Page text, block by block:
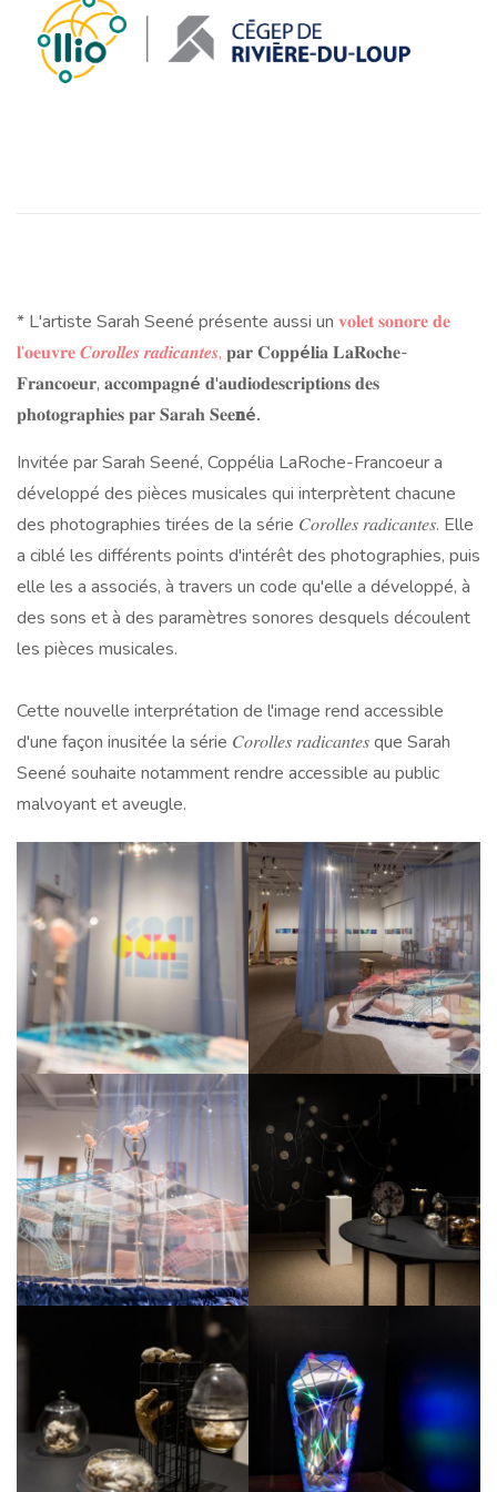
* L'artiste Sarah Seené présente aussi un 𝐯𝐨𝐥𝐞𝐭 𝐬𝐨𝐧𝐨𝐫𝐞 𝐝𝐞
𝐥’𝐨𝐞𝐮𝐯𝐫𝐞 𝑪𝒐𝒓𝒐𝒍𝒍𝒆𝒔 𝒓𝒂𝒅𝒊𝒄𝒂𝒏𝒕𝒆𝒔, 𝐩𝐚𝐫 𝐂𝐨𝐩𝐩é𝐥𝐢𝐚 𝐋𝐚𝐑𝐨𝐜𝐡𝐞-
𝐅𝐫𝐚𝐧𝐜𝐨𝐞𝐮𝐫, 𝐚𝐜𝐜𝐨𝐦𝐩𝐚𝐠𝐧é 𝐝'𝐚𝐮𝐝𝐢𝐨𝐝𝐞𝐬𝐜𝐫𝐢𝐩𝐭𝐢𝐨𝐧𝐬 𝐝𝐞𝐬
𝐩𝐡𝐨𝐭𝐨𝐠𝐫𝐚𝐩𝐡𝐢𝐞𝐬 𝐩𝐚𝐫 𝐒𝐚𝐫𝐚𝐡 𝐒𝐞𝐞𝐧é.
Invitée par Sarah Seené, Coppélia LaRoche-Francoeur a
développé des pièces musicales qui interprètent chacune
des photographies tirées de la série 𝐶𝑜𝑟𝑜𝑙𝑙𝑒𝑠 𝑟𝑎𝑑𝑖𝑐𝑎𝑛𝑡𝑒𝑠. Elle
a ciblé les différents points d'intérêt des photographies, puis
elle les a associés, à travers un code qu'elle a développé, à
des sons et à des paramètres sonores desquels découlent
les pièces musicales.
Cette nouvelle interprétation de l'image rend accessible
d'une façon inusitée la série 𝐶𝑜𝑟𝑜𝑙𝑙𝑒𝑠 𝑟𝑎𝑑𝑖𝑐𝑎𝑛𝑡𝑒𝑠 que Sarah
Seené souhaite notamment rendre accessible au public
malvoyant et aveugle.